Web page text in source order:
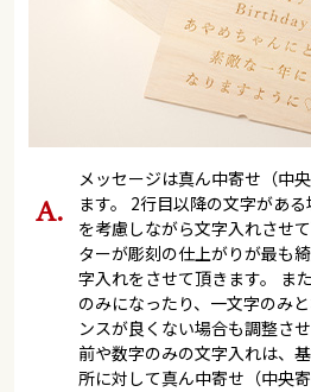
メッセージは真ん中寄せ（中
ます。 2行目以降の文字があ
を考慮しながら文字入れさせ
ターが彫刻の仕上がりが最も
字入れをさせて頂きます。 ま
のみになったり、一文字のみ
ンスが良くない場合も調整さ
前や数字のみの文字入れは、
所に対して真ん中寄せ（中央寄